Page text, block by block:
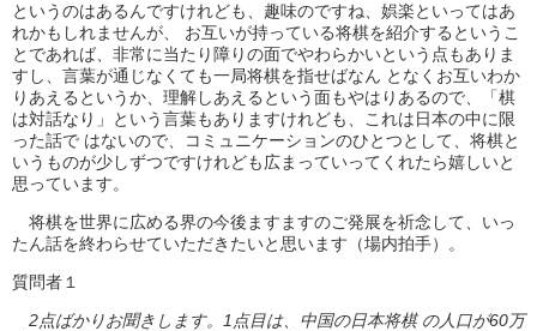
というのはあるんですけれども、趣味のですね、娯楽といってはあ
れかもしれませんが、 お互いが持っている将棋を紹介するというこ
とであれば、非常に当たり障りの面でやわらかいという点もありま
すし、言葉が通じなくても一局将棋を指せばなん となくお互いわか
りあえるというか、理解しあえるという面もやはりあるので、「棋
は対話なり」という言葉もありますけれども、これは日本の中に限
った話で はないので、コミュニケーションのひとつとして、将棋と
いうものが少しずつですけれども広まっていってくれたら嬉しいと
思っています。
将棋を世界に広める界の今後ますますのご発展を祈念して、いっ
たん話を終わらせていただきたいと思います（場内拍手）。
質問者１
2点ばかりお聞きします。1点目は、中国の日本将棋 の人口が60万